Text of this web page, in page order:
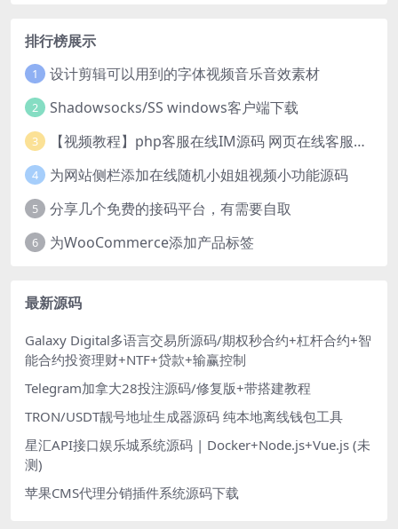
排行榜展示
1 设计剪辑可以用到的字体视频音乐音效素材
2 Shadowsocks/SS windows客户端下载
3 【视频教程】php客服在线IM源码 网页在线客服软件代码
4 为网站侧栏添加在线随机小姐姐视频小功能源码
5 分享几个免费的接码平台，有需要自取
6 为WooCommerce添加产品标签
最新源码
Galaxy Digital多语言交易所源码/期权秒合约+杠杆合约+智
能合约投资理财+NTF+贷款+输赢控制
Telegram加拿大28投注源码/修复版+带搭建教程
TRON/USDT靓号地址生成器源码 纯本地离线钱包工具
星汇API接口娱乐城系统源码 | Docker+Node.js+Vue.js (未
测)
苹果CMS代理分销插件系统源码下载